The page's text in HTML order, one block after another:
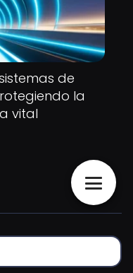
de
la
vital